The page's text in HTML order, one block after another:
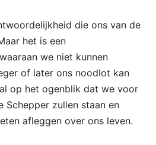
die ons van de
het is een
we niet kunnen
of later ons noodlot kan
op het ogenblik dat we voor
Schepper zullen staan en
afleggen over ons leven.